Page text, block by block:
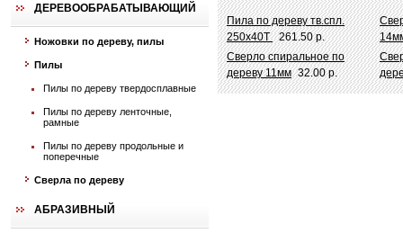
ДЕРЕВООБРАБАТЫВАЮЩИЙ
Ножовки по дереву, пилы
Пилы
Пилы по дереву твердосплавные
Пилы по дереву ленточные,
рамные
Пилы по дереву продольные и
поперечные
Сверла по дереву
АБРАЗИВНЫЙ
Пила по дереву тв.спл.
250х40Т 261.50 р.
Сверло спиральное по
дереву 11мм 32.00 р.